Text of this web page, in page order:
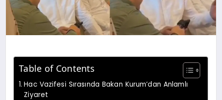
Table of Contents
Hac Vazifesi Sırasında Bakan Kurum’dan Anlamlı
Ziyaret